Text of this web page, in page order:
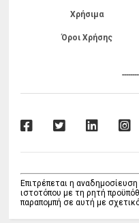
Χρήσιμα
Όροι Χρήσης
Επιτρέπεται η
ιστοτόπου με τη ρητή
παραπομπή σε αυτή με